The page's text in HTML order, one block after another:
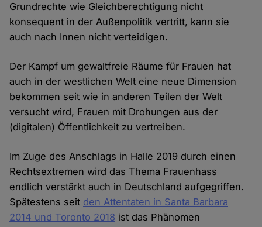
Grundrechte wie Gleichberechtigung nicht
konsequent in der Außenpolitik vertritt, kann sie
auch nach Innen nicht verteidigen.
Der Kampf um gewaltfreie Räume für Frauen hat
auch in der westlichen Welt eine neue Dimension
bekommen seit wie in anderen Teilen der Welt
versucht wird, Frauen mit Drohungen aus der
(digitalen) Öffentlichkeit zu vertreiben.
Im Zuge des Anschlags in Halle 2019 durch einen
Rechtsextremen wird das Thema Frauenhass
endlich verstärkt auch in Deutschland aufgegriffen.
Spätestens seit den Attentaten in Santa Barbara
2014 und Toronto 2018 ist das Phänomen